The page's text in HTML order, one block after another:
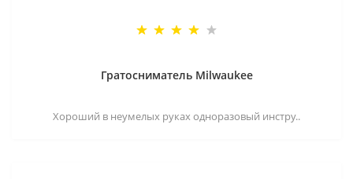
Гратосниматель Milwaukee
Хороший в неумелых руках одноразовый инстру..